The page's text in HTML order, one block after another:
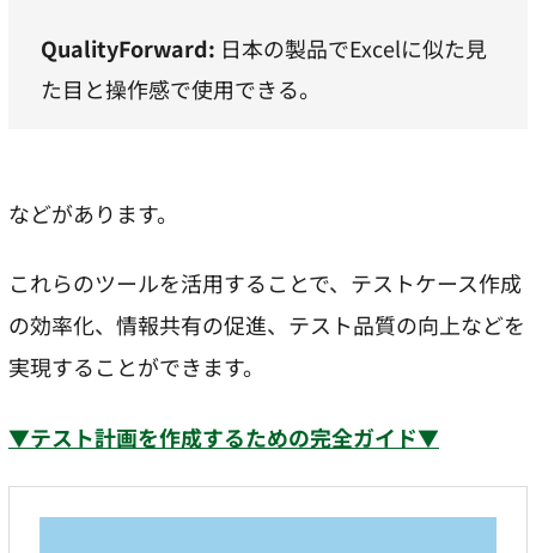
QualityForward: 日本の製品でExcelに似た見
た目と操作感で使用できる。
などがあります。
これらのツールを活用することで、テストケース作成
の効率化、情報共有の促進、テスト品質の向上などを
実現することができます。
▼テスト計画を作成するための完全ガイド▼